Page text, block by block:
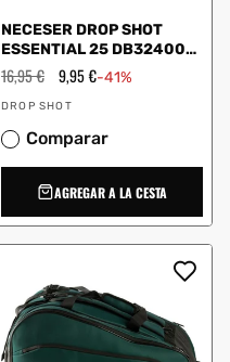
NECESER DROP SHOT
ESSENTIAL 25 DB324004
GRIS
Precio
habitual
16,95 € Precio
de
oferta
9,95 €-41%
Proveedor:
DROP SHOT
Comparar
AGREGAR A LA CESTA